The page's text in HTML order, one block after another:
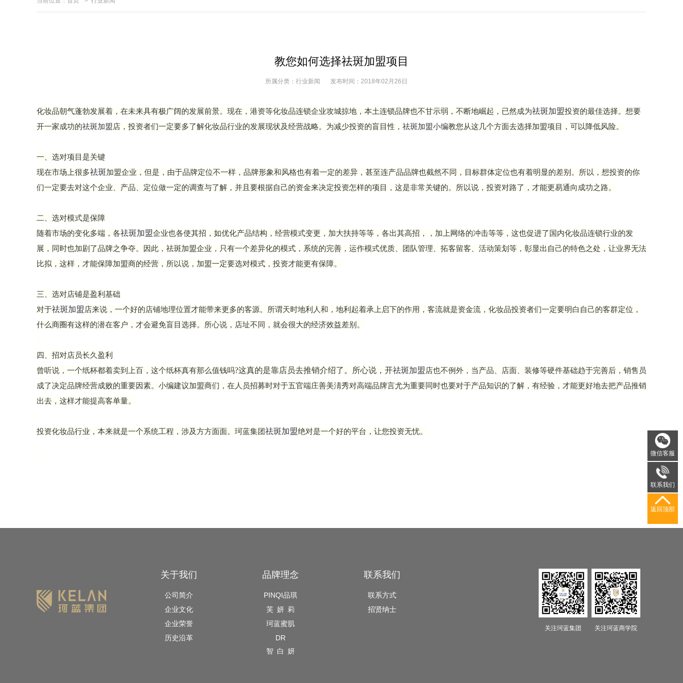
教您如何选择祛斑加盟项目
所属分类： 行业新闻 发布时间： 2018年02月26日
化妆品朝气蓬勃发展着，在未来具有极广阔的发展前景。现在，港资等化妆品连锁企业攻城掠地，本土连锁品牌也不甘示弱，不断地崛起，已然成为祛斑加盟投资的最佳选择。想要
开一家成功的祛斑加盟店，投资者们一定要多了解化妆品行业的发展现状及经营战略。为减少投资的盲目性， 祛斑加盟小编教您从这几个方面去选择加盟项目，可以降低风险。
一、选对项目是关键
现在市场上很多祛斑加盟企业，但是，由于品牌定位不一样，品牌形象和风格也有着一定的差异，甚至连产品品牌也截然不同，目标群体定位也有着明显的差别。所以，想投资的你
们一定要去对这个企业、产品、定位做一定的调查与了解，并且要根据自己的资金来决定投资怎样的项目，这是非常关键的。所以说，投资对路了，才能更易通向成功之路。
二、选对模式是保障
随着市场的变化多端，各祛斑加盟企业也各使其招，如优化产品结构，经营模式变更，加大扶持等等，各出其高招，，加上网络的冲击等等，这也促进了国内化妆品连锁行业的发
展，同时也加剧了品牌之争夺。因此， 祛斑加盟企业，只有一个差异化的模式，系统的完善，运作模式优质、团队管理、拓客留客、活动策划等，彰显出自己的特色之处，让业界无法
比拟，这样，才能保障加盟商的经营，所以说，加盟一定要选对模式，投资才能更有保障。
三、选对店铺是盈利基础
对于祛斑加盟 店来说，一个好的店铺地理位置才能带来更多的客源。所谓天时地利人和，地利起着承上启下的作用，客流就是资金流，化妆品投资者们一定要明白自己的客群定位，
什么商圈有这样的潜在客户，才会避免盲目选择。所心说，店址不同，就会很大的经济效益差别。
四、招对店员长久盈利
曾听说，一个纸杯都着卖到上百，这个纸杯真有那么值钱吗?这真的是靠店员去推销介绍了。所心说，开祛斑加盟 店也不例外，当产品、店面、装修等硬件基础趋于完善后，销售员
成了决定品牌经营成败的重要因素。 小编建议加盟商们，在人员招募时对于五官端庄善美淸秀对高端品牌言尤为重要同时也要对于产品知识的了解，有经验，才能更好地去把产品推销
出去，这样才能提高客单量。
投资化妆品行业，本来就是一个系统工程，涉及方方面面。珂蓝集团祛斑加盟绝对是一个好的平台，让您投资无忧。
关于我们
公司简介
企业文化
企业荣誉
历史沿革
品牌理念
PINQI品琪
芙 妍 莉
珂蓝蜜肌
DR
智 白 妍
联系我们
联系方式
招贤纳士
关注珂蓝商学院
关注珂蓝集团
微信客服
联系我们
返回顶部